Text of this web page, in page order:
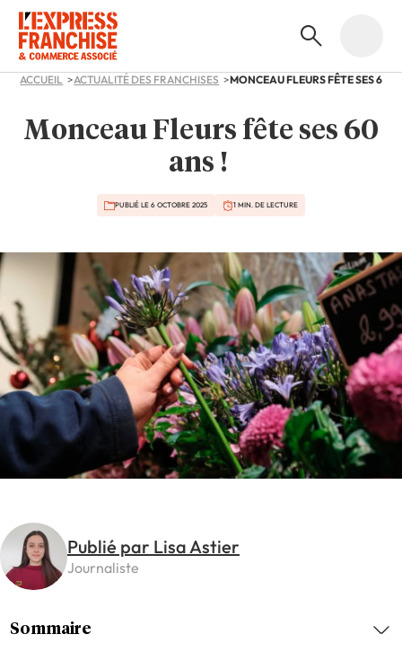
ACCUEIL ACTUALITÉ DES FRANCHISES MONCEAU FLEURS FÊTE SES 60
Monceau Fleurs fête ses 60
ans !
PUBLIÉ LE 6 OCTOBRE 2025 1 MIN. DE LECTURE
Publié par Lisa Astier
Journaliste
Sommaire